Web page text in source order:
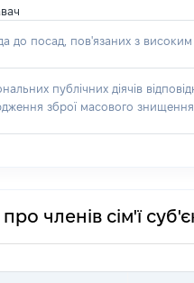
до посад, пов'язаних з високим
публічних діячів
зброї масового
членів сім'ї